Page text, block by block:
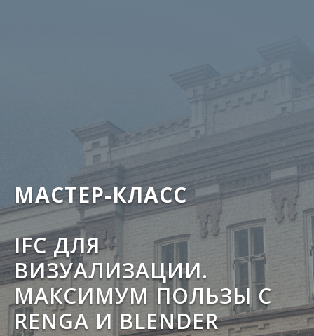
МАСТЕР-КЛАСС
IFC ДЛЯ
ВИЗУАЛИЗАЦИИ.
МАКСИМУМ ПОЛЬЗЫ С
RENGA И BLENDER